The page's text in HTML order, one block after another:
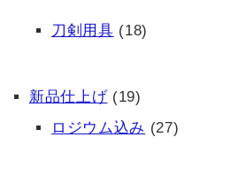
刀剣用具 (18)
新品仕上げ (19)
ロジウム込み (27)